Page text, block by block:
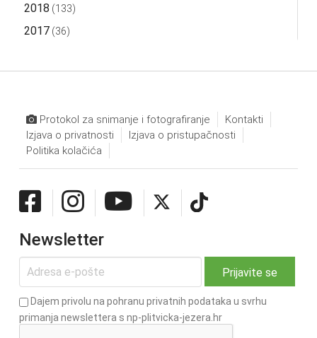
2018 (133)
2017(36)
Protokol za snimanje i fotografiranje
Kontakti
Izjava o privatnosti
Izjava o pristupačnosti
Politika kolačića
Newsletter
Dajem privolu na pohranu privatnih podataka u svrhu
primanja newslettera s np-plitvicka-jezera.hr